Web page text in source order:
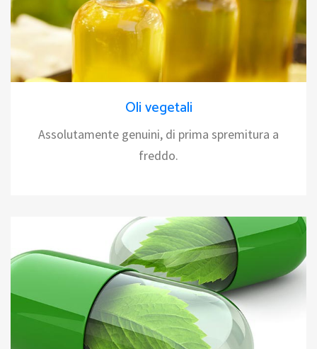
Oli vegetali
Assolutamente genuini, di prima spremitura a
freddo.